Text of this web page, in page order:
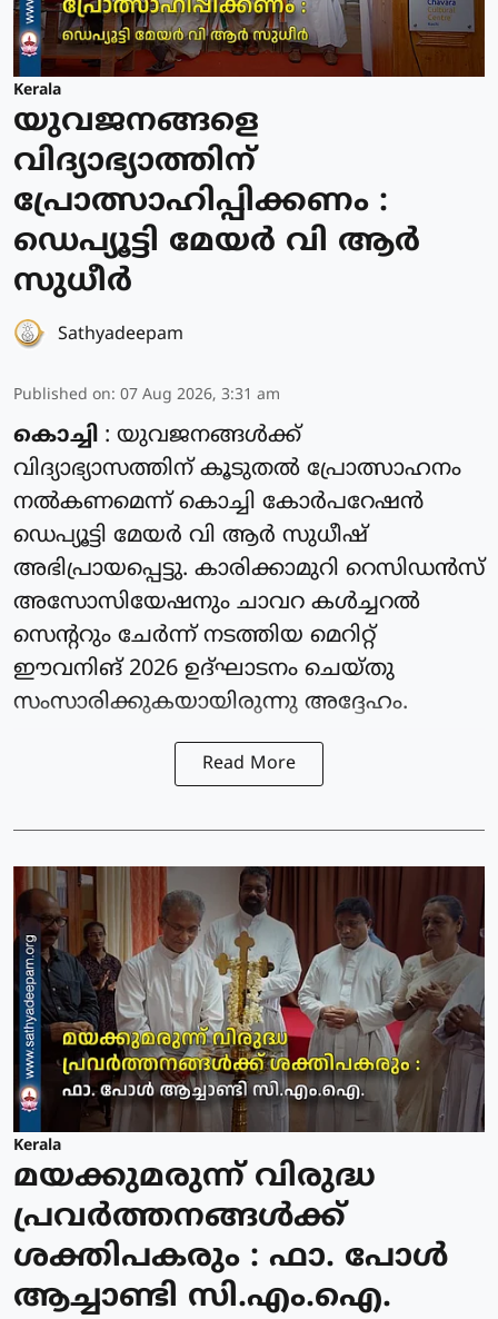
Kerala
യുവജനങ്ങളെ
വിദ്യാഭ്യാത്തിന്
പ്രോത്സാഹിപ്പിക്കണം :
ഡെപ്യൂട്ടി മേയർ വി ആർ
സുധീർ
Sathyadeepam
Published on: 07 Aug 2026, 3:31 am
കൊച്ചി : യുവജനങ്ങൾക്ക്
വിദ്യാഭ്യാസത്തിന് കൂടുതൽ പ്രോത്സാഹനം
നൽകണമെന്ന് കൊച്ചി കോർപറേഷൻ
ഡെപ്യൂട്ടി മേയർ വി ആർ സുധീഷ്
അഭിപ്രായപ്പെട്ടു. കാരിക്കാമുറി റെസിഡൻസ്
അസോസിയേഷനും ചാവറ കൾച്ചറൽ
സെന്ററും ചേർന്ന് നടത്തിയ മെറിറ്റ്
ഈവനിങ് 2026 ഉദ്ഘാടനം ചെയ്തു
സംസാരിക്കുകയായിരുന്നു അദ്ദേഹം.
Read More
Kerala
മയക്കുമരുന്ന് വിരുദ്ധ
പ്രവർത്തനങ്ങൾക്ക്
ശക്തിപകരും : ഫാ. പോൾ
ആച്ചാണ്ടി സി.എം.ഐ.